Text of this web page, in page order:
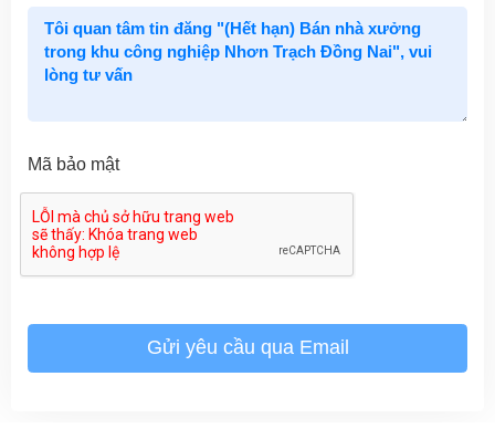
Mã bảo mật
Gửi yêu cầu qua Email